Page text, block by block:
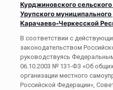
Курджиновского
Урупского муниципального
Карачаево-Черкесской
В соответствии с
законодательством
руководствуясь
06.10.2003 № 131-ФЗ «Об
организации местного
Российской Федерации»,